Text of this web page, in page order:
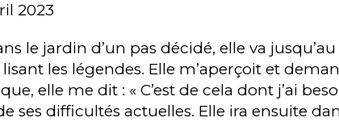
2023
le jardin d’un pas décidé, elle va
les légendes. Elle m’aperçoit et
elle me dit : « C’est de cela dont j’ai
ses difficultés actuelles. Elle ira ensuite